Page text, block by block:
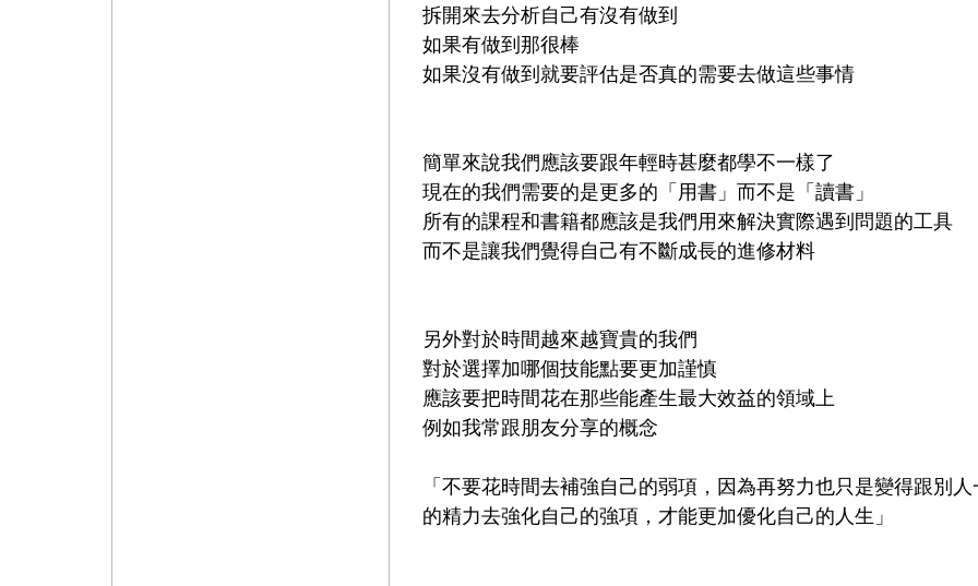
拆開來去分析自己有沒有做到
如果有做到那很棒
如果沒有做到就要評估是否真的需要去做這些事情
簡單來說我們應該要跟年輕時甚麼都學不一樣了
現在的我們需要的是更多的「用書」而不是「讀書」
所有的課程和書籍都應該是我們用來解決實際遇到問題的工具
而不是讓我們覺得自己有不斷成長的進修材料
另外對於時間越來越寶貴的我們
對於選擇加哪個技能點要更加謹慎
應該要把時間花在那些能產生最大效益的領域上
例如我常跟朋友分享的概念
「不要花時間去補強自己的弱項，因為再努力也只是變得跟別
的精力去強化自己的強項，才能更加優化自己的人生」